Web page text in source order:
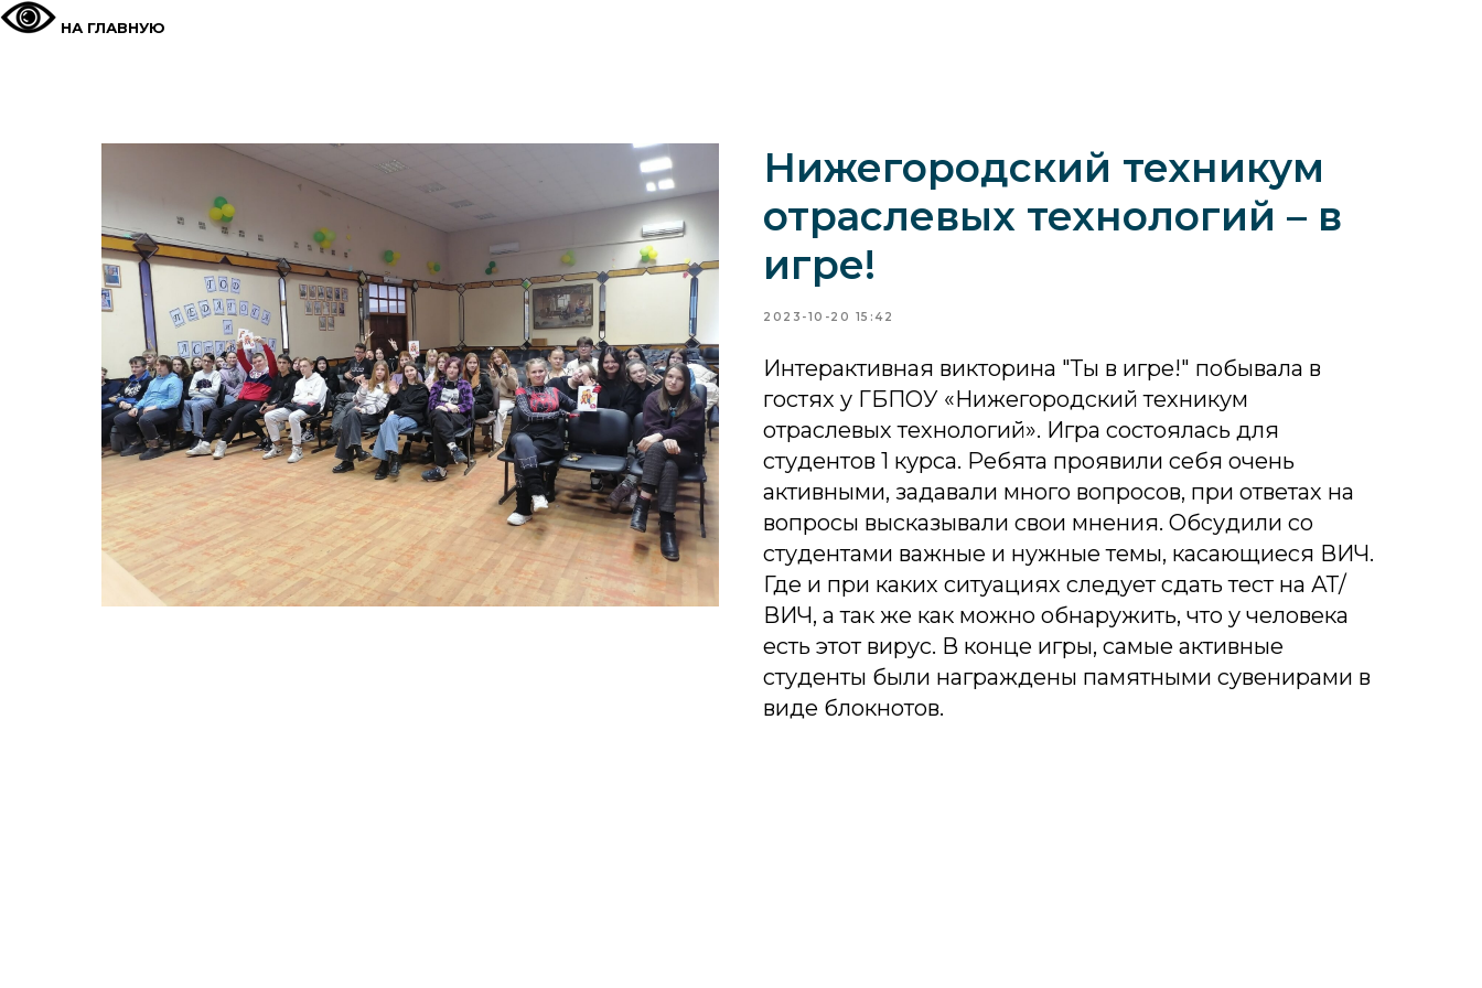
НА ГЛАВНУЮ
Нижегородский техникум
отраслевых технологий – в
игре!
2023-10-20 15:42
Интерактивная викторина "Ты в игре!" побывала в
гостях у ГБПОУ «Нижегородский техникум
отраслевых технологий». Игра состоялась для
студентов 1 курса. Ребята проявили себя очень
активными, задавали много вопросов, при ответах на
вопросы высказывали свои мнения. Обсудили со
студентами важные и нужные темы, касающиеся ВИЧ.
Где и при каких ситуациях следует сдать тест на АТ/
ВИЧ, а так же как можно обнаружить, что у человека
есть этот вирус. В конце игры, самые активные
студенты были награждены памятными сувенирами в
виде блокнотов.